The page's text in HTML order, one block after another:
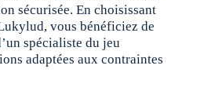
sécurisée. En choisissant
vous bénéficiez de
spécialiste du jeu
adaptées aux contraintes